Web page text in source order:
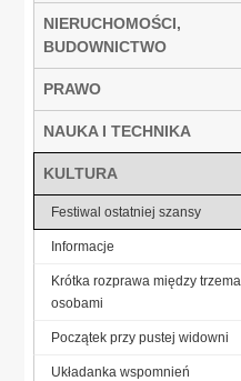
NIERUCHOMOŚCI,
BUDOWNICTWO
PRAWO
NAUKA I TECHNIKA
KULTURA
Festiwal ostatniej szansy
Informacje
Krótka rozprawa między trzema
osobami
Początek przy pustej widowni
Układanka wspomnień